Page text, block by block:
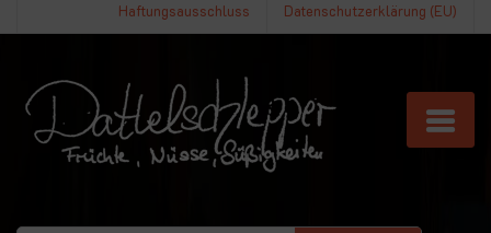
Datenschutzerklärung (EU)
Haftungsausschluss